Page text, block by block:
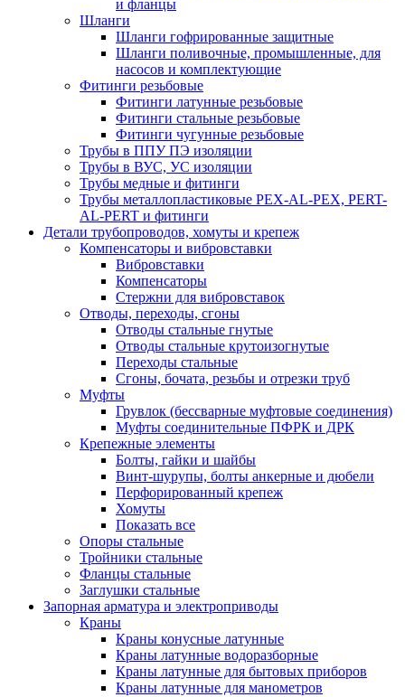
и фланцы
Шланги
Шланги гофрированные защитные
Шланги поливочные, промышленные, для
насосов и комплектующие
Фитинги резьбовые
Фитинги латунные резьбовые
Фитинги стальные резьбовые
Фитинги чугунные резьбовые
Трубы в ППУ ПЭ изоляции
Трубы в ВУС, УС изоляции
Трубы медные и фитинги
Трубы металлопластиковые PEX-AL-PEX, PERT-
AL-PERT и фитинги
Детали трубопроводов, хомуты и крепеж
Компенсаторы и вибровставки
Вибровставки
Компенсаторы
Стержни для вибровставок
Отводы, переходы, сгоны
Отводы стальные гнутые
Отводы стальные крутоизогнутые
Переходы стальные
Сгоны, бочата, резьбы и отрезки труб
Муфты
Грувлок (бессварные муфтовые соединения)
Муфты соединительные ПФРК и ДРК
Крепежные элементы
Болты, гайки и шайбы
Винт-шурупы, болты анкерные и дюбели
Перфорированный крепеж
Хомуты
Показать все
Опоры стальные
Тройники стальные
Фланцы стальные
Заглушки стальные
Запорная арматура и электроприводы
Краны
Краны конусные латунные
Краны латунные водоразборные
Краны латунные для бытовых приборов
Краны латунные для манометров